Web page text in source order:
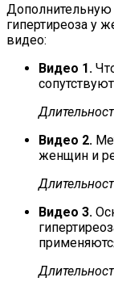
гипертиреоза у
видео:
Видео 1.
Видео 2.
женщин и
Видео 3.